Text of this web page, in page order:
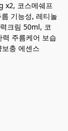
x2, 코스메쉐프
기능성, 레티놀
크림 50ml, 코
주름케어 보습
충 에센스